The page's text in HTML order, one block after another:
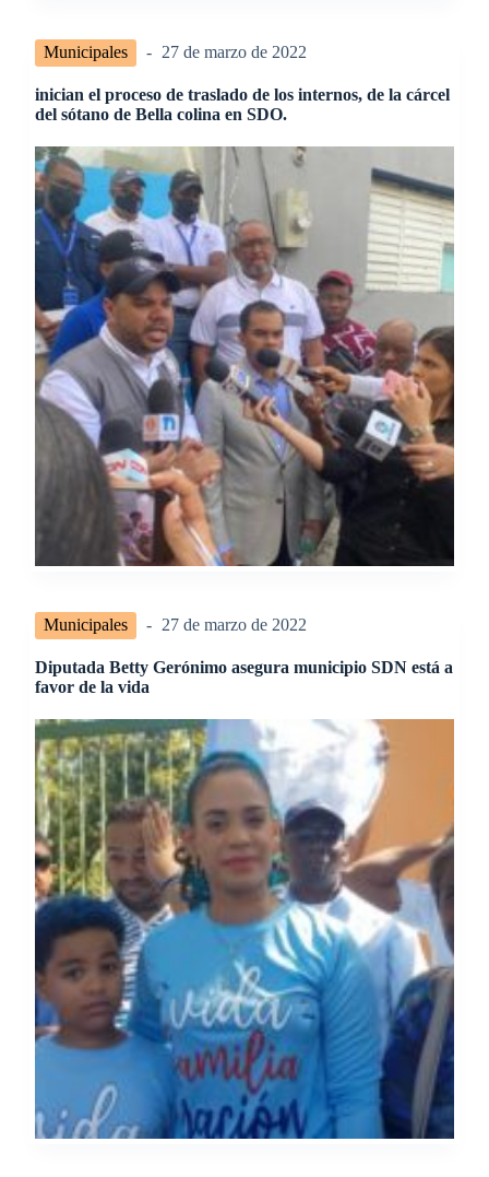
Municipales 27 de marzo de 2022
inician el proceso de traslado de los internos, de la cárcel
del sótano de Bella colina en SDO.
Municipales 27 de marzo de 2022
Diputada Betty Gerónimo asegura municipio SDN está a
favor de la vida